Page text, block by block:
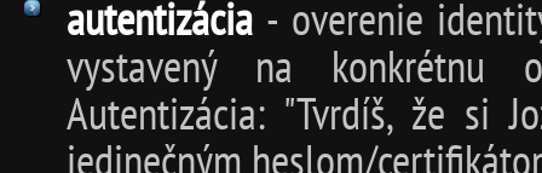
autentizácia - overenie
vystavený na konkrétnu
Autentizácia: "Tvrdíš, že si